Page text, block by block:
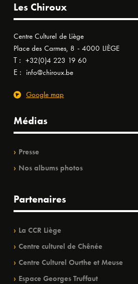
Les Chiroux
Centre Culturel de Liège
Place des Carmes, 8 - 4000 LIÈGE
T : +32(0)4 223 19 60
E : info@chiroux.be
Google map
Médias
Presse
Nos albums photos
Partenaires
La CCR Liège
Centre culturel de Chênée
Centre Culturel Ourthe et Meuse
Espace Georges Truffaut